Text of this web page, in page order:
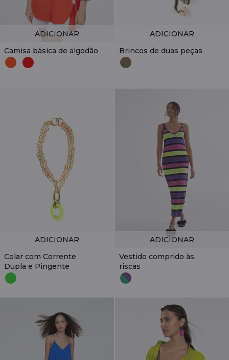
Camisa básica de algodão
ADICIONAR
Brincos de duas peças
ADICIONAR
Colar com Corrente
Dupla e Pingente
ADICIONAR
Vestido comprido às
riscas
ADICIONAR